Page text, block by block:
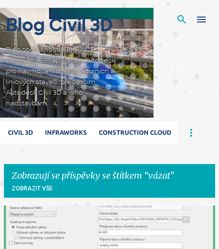
Blog Civil 3D
Blog společnosti ARKANCE
věnovaný BIM aplikacím Autodesk
pro navrhování infrastrukturních a
liniových staveb, především
Autodesk Civil 3D a jeho
nadstavbám.
CIVIL 3D INFRAWORKS CONSTRUCTION CLOUD
Zobrazují se příspěvky se štítkem vázat
ZOBRAZIT VŠE